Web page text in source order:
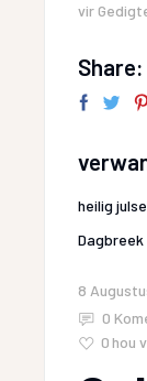
vir
Share:
heilig
8
0
0 hou